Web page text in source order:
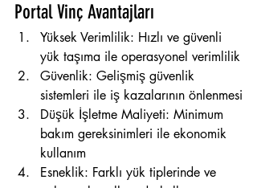
Portal Vinç Avantajları
Yüksek Verimlilik: Hızlı ve güvenli
yük taşıma ile operasyonel verimlilik
Güvenlik: Gelişmiş güvenlik
sistemleri ile iş kazalarının önlenmesi
Düşük İşletme Maliyeti: Minimum
bakım gereksinimleri ile ekonomik
kullanım
Esneklik: Farklı yük tiplerinde ve